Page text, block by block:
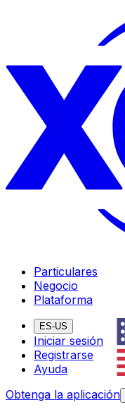
Particulares
Negocio
Plataforma
ES-US
Iniciar sesión
Registrarse
Ayuda
Obtenga la aplicación